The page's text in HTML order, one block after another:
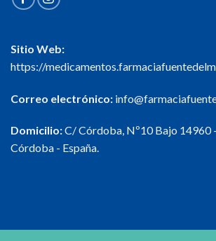
Sitio Web:
https://
Correo electrónico:
Domicilio:C/ Córdoba, Nº10 Bajo 14960
Córdoba - España.